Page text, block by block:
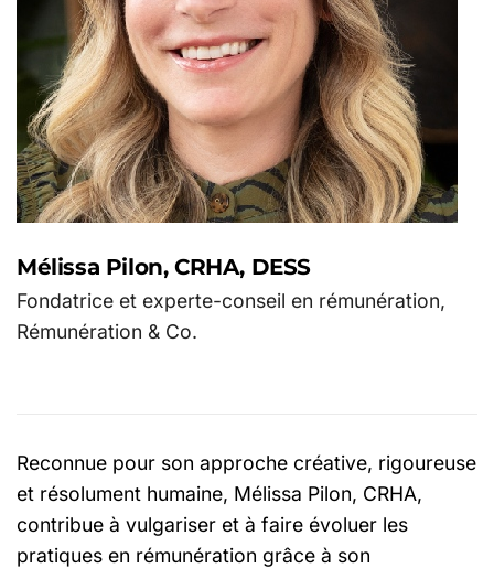
Mélissa Pilon, CRHA, DESS
Fondatrice et experte-conseil en rémunération,
Rémunération & Co.
Reconnue pour son approche créative, rigoureuse
et résolument humaine, Mélissa Pilon, CRHA,
contribue à vulgariser et à faire évoluer les
pratiques en rémunération grâce à son